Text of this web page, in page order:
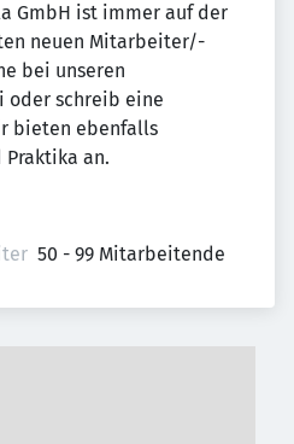
GmbH ist immer auf der
neuen Mitarbeiter/-
bei unseren
oder schreib eine
bieten ebenfalls
an.
50 - 99 Mitarbeitende